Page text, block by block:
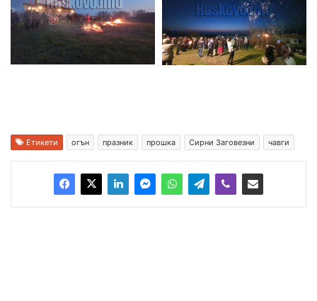
Етикети огън празник прошка Сирни Заговезни чавги